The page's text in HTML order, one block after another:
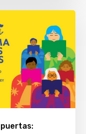
puertas: